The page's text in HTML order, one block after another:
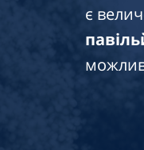
є